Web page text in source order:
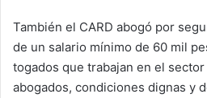
También el CARD abogó por
de un salario mínimo de 60 mil
togados que trabajan en el
abogados, condiciones dignas y